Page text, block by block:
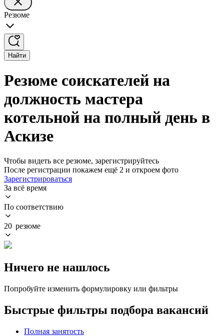
Резюме
Найти
Резюме соискателей на
должность мастера
котельной на полный день в
Аскизе
Чтобы видеть все резюме, зарегистрируйтесь
После регистрации покажем ещё 2 и откроем фото
Зарегистрироваться
За всё время
По соответствию
20 резюме
Ничего не нашлось
Попробуйте изменить формулировку или фильтры
Быстрые фильтры подбора вакансий
Полная занятость